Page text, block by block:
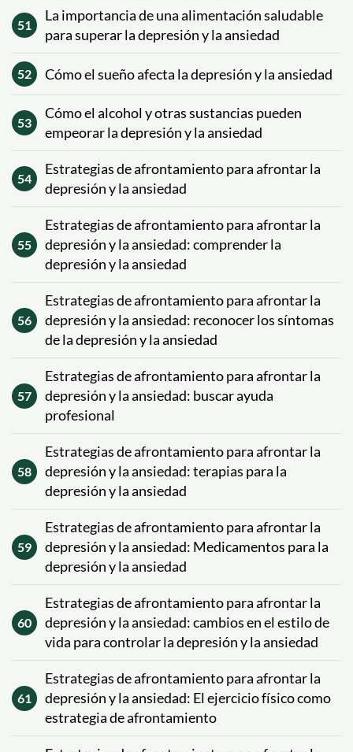
51
La importancia de una alimentación saludable
para superar la depresión y la ansiedad
52 Cómo el sueño afecta la depresión y la ansiedad
53
Cómo el alcohol y otras sustancias pueden
empeorar la depresión y la ansiedad
54
Estrategias de afrontamiento para afrontar la
depresión y la ansiedad
55
Estrategias de afrontamiento para afrontar la
depresión y la ansiedad: comprender la
depresión y la ansiedad
56
Estrategias de afrontamiento para afrontar la
depresión y la ansiedad: reconocer los síntomas
de la depresión y la ansiedad
57
Estrategias de afrontamiento para afrontar la
depresión y la ansiedad: buscar ayuda
profesional
58
Estrategias de afrontamiento para afrontar la
depresión y la ansiedad: terapias para la
depresión y la ansiedad
59
Estrategias de afrontamiento para afrontar la
depresión y la ansiedad: Medicamentos para la
depresión y la ansiedad
60
Estrategias de afrontamiento para afrontar la
depresión y la ansiedad: cambios en el estilo de
vida para controlar la depresión y la ansiedad
61
Estrategias de afrontamiento para afrontar la
depresión y la ansiedad: El ejercicio físico como
estrategia de afrontamiento